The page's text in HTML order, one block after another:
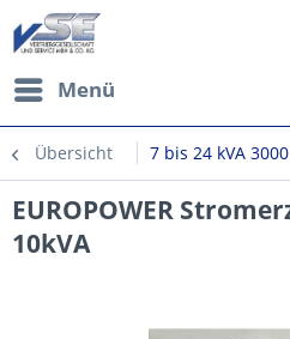
Menü
Übersicht 7 bis 24 kVA
EUROPOWER
10kVA